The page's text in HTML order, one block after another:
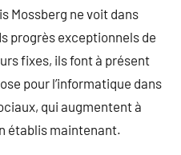
Mossberg ne voit dans
progrès exceptionnels de
fixes, ils font à présent
pour l’informatique dans
qui augmentent à
établis maintenant.